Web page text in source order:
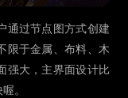
通过节点图方式创建
限于金属、布料、木
强大，主界面设计比
。